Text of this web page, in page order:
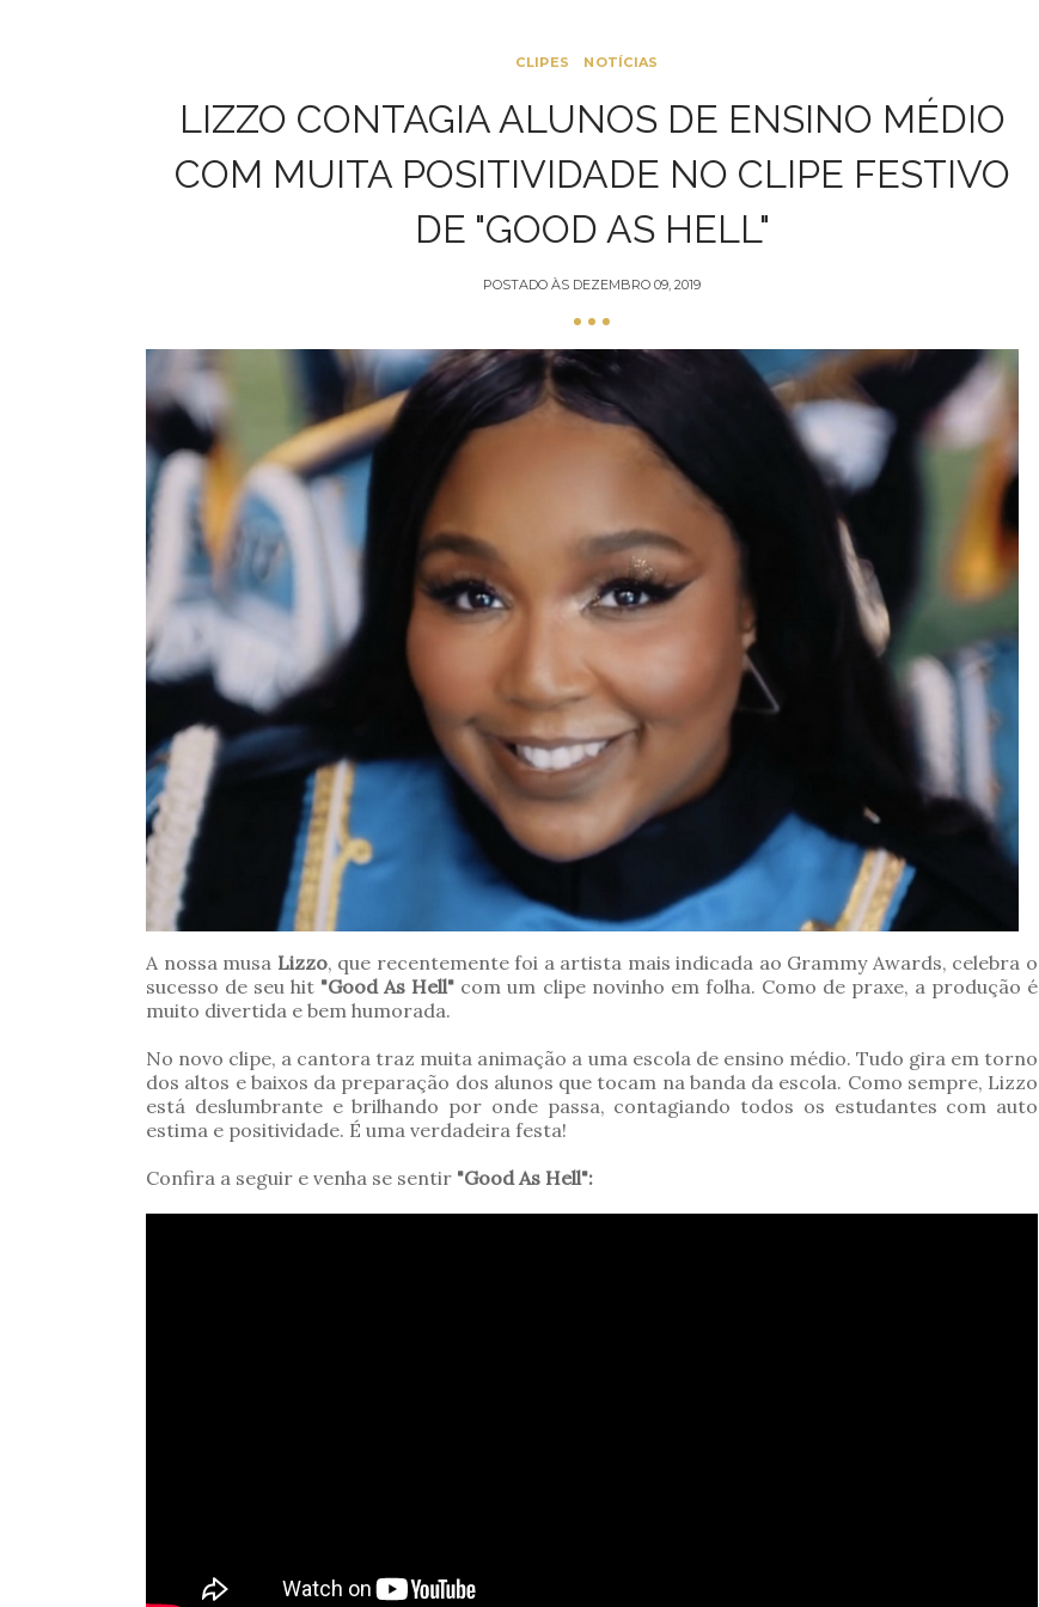
CLIPES NOTÍCIAS
LIZZO CONTAGIA ALUNOS DE ENSINO MÉDIO
COM MUITA POSITIVIDADE NO CLIPE FESTIVO
DE "GOOD AS HELL"
POSTADO ÀS DEZEMBRO 09, 2019
A nossa musa Lizzo, que recentemente foi a artista mais indicada ao Grammy Awards, celebra o
sucesso de seu hit "Good As Hell" com um clipe novinho em folha. Como de praxe, a produção é
muito divertida e bem humorada.
No novo clipe, a cantora traz muita animação a uma escola de ensino médio. Tudo gira em torno
dos altos e baixos da preparação dos alunos que tocam na banda da escola. Como sempre, Lizzo
está deslumbrante e brilhando por onde passa, contagiando todos os estudantes com auto
estima e positividade. É uma verdadeira festa!
Confira a seguir e venha se sentir "Good As Hell":